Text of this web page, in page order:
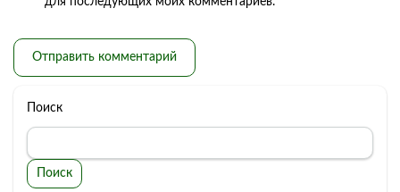
Поиск
Поиск